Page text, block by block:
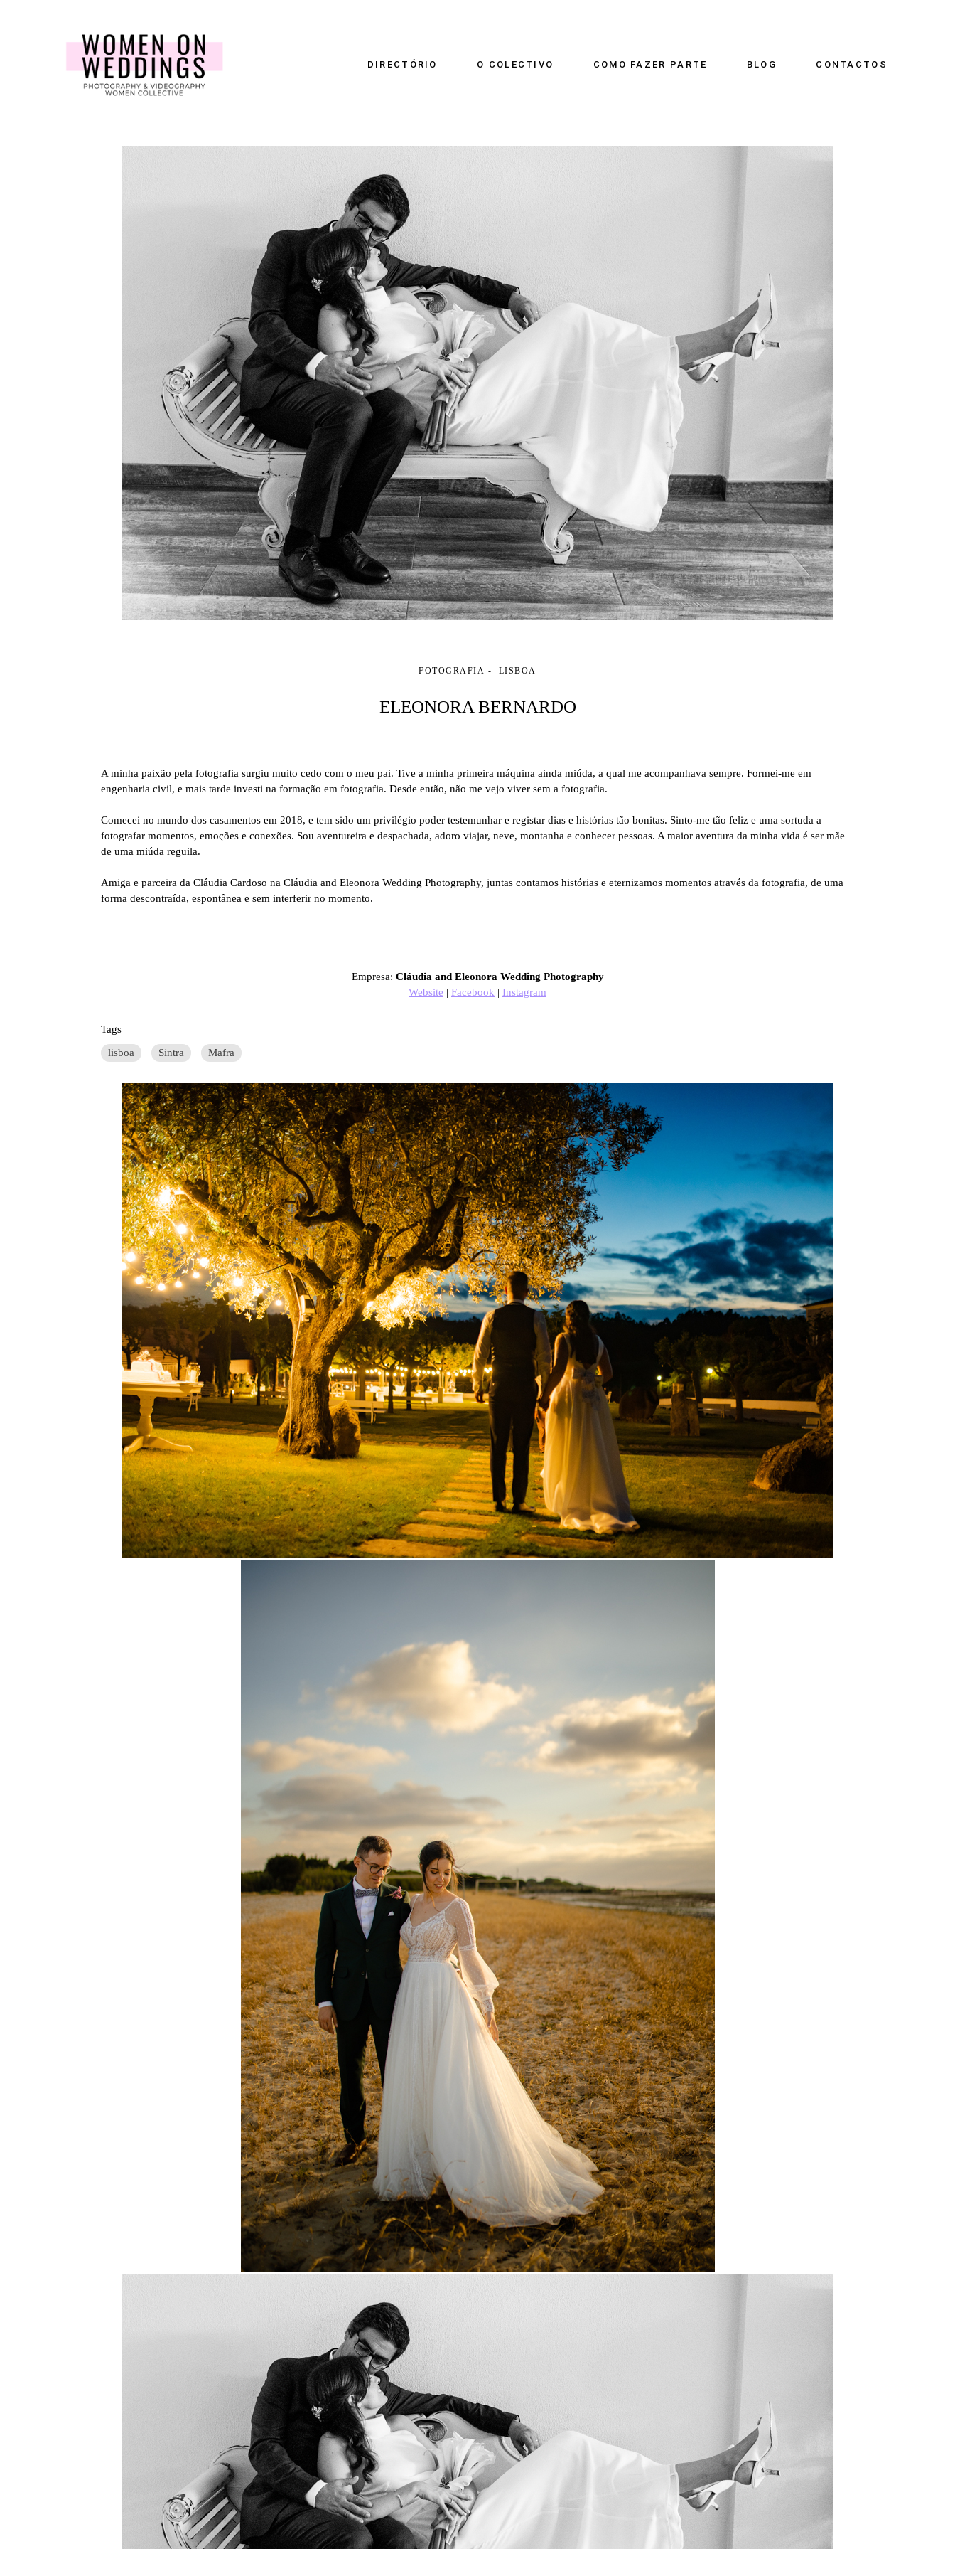
DIRECTÓRIO O COLECTIVO COMO FAZER PARTE BLOG CONTACTOS
FOTOGRAFIA LISBOA
ELEONORA BERNARDO
A minha paixão pela fotografia surgiu muito cedo com o meu pai. Tive a minha primeira máquina ainda miúda, a qual me acompanhava sempre. Formei-me em
engenharia civil, e mais tarde investi na formação em fotografia. Desde então, não me vejo viver sem a fotografia.
Comecei no mundo dos casamentos em 2018, e tem sido um privilégio poder testemunhar e registar dias e histórias tão bonitas. Sinto-me tão feliz e uma sortuda a
fotografar momentos, emoções e conexões. Sou aventureira e despachada, adoro viajar, neve, montanha e conhecer pessoas. A maior aventura da minha vida é ser mãe
de uma miúda reguila.
Amiga e parceira da Cláudia Cardoso na Cláudia and Eleonora Wedding Photography, juntas contamos histórias e eternizamos momentos através da fotografia, de uma
forma descontraída, espontânea e sem interferir no momento.
Empresa: Cláudia and Eleonora Wedding Photography
Website | Facebook | Instagram
Tags
lisboa Sintra Mafra